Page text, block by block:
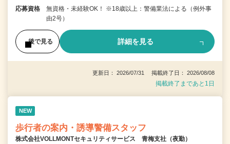
応募資格
無資格・未経験OK！ ※18歳以上：警備業法による（例外事
由2号）
後で見る 詳細を見る
更新日： 2026/07/31 掲載終了日： 2026/08/08
掲載終了まであと1日
NEW
歩行者の案内・誘導警備スタッフ
株式会社VOLLMONTセキュリティサービス 青梅支社（夜勤）